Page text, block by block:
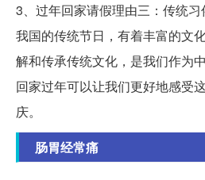
3、过年回家请假理由三：传统
我国的传统节日，有着丰富的文
解和传承传统文化，是我们作为
回家过年可以让我们更好地感受
庆。
肠胃经常痛